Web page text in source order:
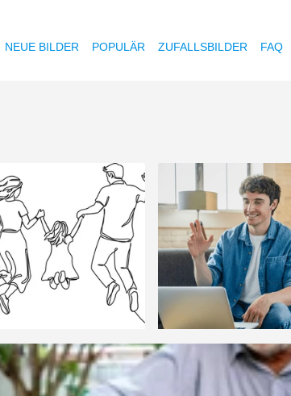
NEUE BILDER POPULÄR ZUFALLSBILDER FAQ